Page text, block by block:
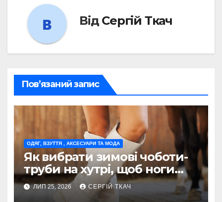
Від Сергій Ткач
Пов’язаний запис
ОДЯГ, ВЗУТТЯ , АКСЕСУАРИ ТА МОДА
Як вибрати зимові чоботи-
труби на хутрі, щоб ноги
залишалися в теплі навіть у
морози
ЛИП 25, 2026 СЕРГІЙ ТКАЧ